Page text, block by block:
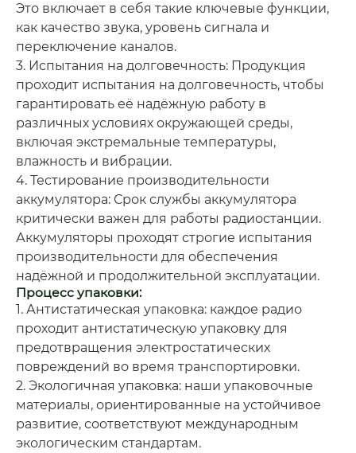
Это включает в себя такие ключевые функции,
как качество звука, уровень сигнала и
переключение каналов.
3. Испытания на долговечность: Продукция
проходит испытания на долговечность, чтобы
гарантировать её надёжную работу в
различных условиях окружающей среды,
включая экстремальные температуры,
влажность и вибрации.
4. Тестирование производительности
аккумулятора: Срок службы аккумулятора
критически важен для работы радиостанции.
Аккумуляторы проходят строгие испытания
производительности для обеспечения
надёжной и продолжительной эксплуатации.
Процесс упаковки:
1. Антистатическая упаковка: каждое радио
проходит антистатическую упаковку для
предотвращения электростатических
повреждений во время транспортировки.
2. Экологичная упаковка: наши упаковочные
материалы, ориентированные на устойчивое
развитие, соответствуют международным
экологическим стандартам.